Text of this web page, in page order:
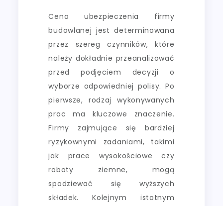
Cena ubezpieczenia firmy
budowlanej jest determinowana
przez szereg czynników, które
należy dokładnie przeanalizować
przed podjęciem decyzji o
wyborze odpowiedniej polisy. Po
pierwsze, rodzaj wykonywanych
prac ma kluczowe znaczenie.
Firmy zajmujące się bardziej
ryzykownymi zadaniami, takimi
jak prace wysokościowe czy
roboty ziemne, mogą
spodziewać się wyższych
składek. Kolejnym istotnym